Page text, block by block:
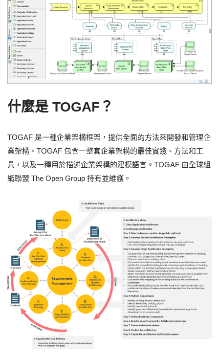
什麼是 TOGAF？
TOGAF 是一種企業架構框架，提供全面的方法來開發和管理企
業架構。TOGAF 包含一整套企業架構的最佳實踐、方法和工
具，以及一種用於描述企業架構的建模語言。TOGAF 由全球組
織聯盟 The Open Group 持有並維護。